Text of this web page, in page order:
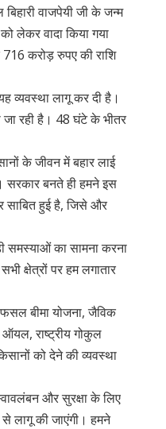
वाजपेयी जी के जन्म
लेकर वादा किया गया
करोड़ रुपए की राशि
व्यवस्था लागू कर दी है।
जा रही है। 48 घंटे के भीतर
के जीवन में बहार लाई
सरकार बनते ही हमने इस
साबित हुई है, जिसे और
समस्याओं का सामना करना
क्षेत्रों पर हम लगातार
फसल बीमा योजना, जैविक
ऑयल, राष्ट्रीय गोकुल
को देने की व्यवस्था
और सुरक्षा के लिए
लागू की जाएंगी। हमने